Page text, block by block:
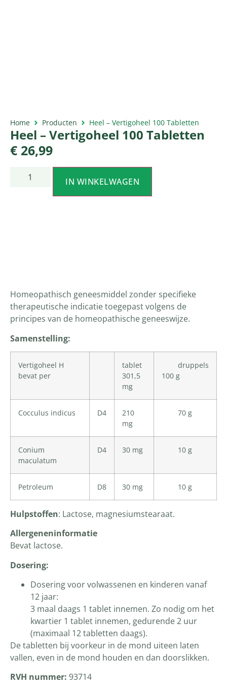
Home Producten Heel – Vertigoheel 100 Tabletten
Heel – Vertigoheel 100 Tabletten
€ 26,99
IN WINKELWAGEN
Homeopathisch geneesmiddel zonder specifieke
therapeutische indicatie toegepast volgens de
principes van de homeopathische geneeswijze.
Samenstelling:
Vertigoheel H
bevat per
tablet
301,5
mg
druppels
100 g
Cocculus indicus D4
210
mg
70 g
Conium
maculatum
D4 30 mg 10 g
Petroleum D8 30 mg 10 g
Hulpstoffen: Lactose, magnesiumstearaat.
Allergeneninformatie
Bevat lactose.
Dosering:
Dosering voor volwassenen en kinderen vanaf
12 jaar:
3 maal daags 1 tablet innemen. Zo nodig om het
kwartier 1 tablet innemen, gedurende 2 uur
(maximaal 12 tabletten daags).
De tabletten bij voorkeur in de mond uiteen laten
vallen, even in de mond houden en dan doorslikken.
RVH nummer: 93714